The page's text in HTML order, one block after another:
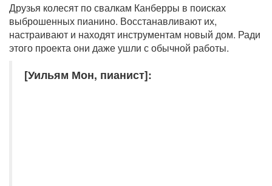
Друзья колесят по свалкам Канберры в поисках
выброшенных пианино. Восстанавливают их,
настраивают и находят инструментам новый дом. Ради
этого проекта они даже ушли с обычной работы.
[Уильям Мон, пианист]: